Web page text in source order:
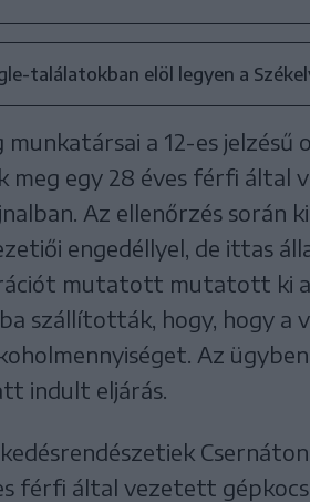
találatokban elöl legyen a
a 12-es jelzésű
meg egy 28 éves férfi által
Az ellenőrzés során
engedéllyel, de ittas
mutatott mutatott ki
szállították, hogy, hogy a
Az
indult eljárás.
férfi által vezetett